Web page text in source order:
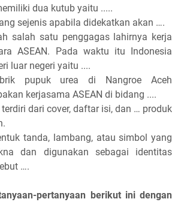
dua kutub yaitu .....
sejenis apabila didekatkan akan ….
salah satu penggagas lahirnya kerja
ASEAN. Pada waktu itu Indonesia
luar negeri yaitu ....
pupuk urea di Nangroe Aceh
kerjasama ASEAN di bidang ....
dari cover, daftar isi, dan … produk
tanda, lambang, atau simbol yang
dan digunakan sebagai identitas
….
pertanyaan berikut ini dengan